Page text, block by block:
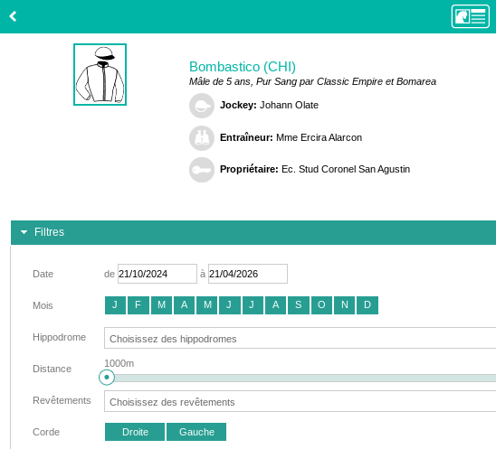
Bombastico (CHI)
Mâle de 5 ans, Pur Sang par Classic Empire et Bomarea
Jockey: Johann Olate
Entraîneur: Mme Ercira Alarcon
Propriétaire: Ec. Stud Coronel San Agustin
Filtres
Date de à
Mois J F M A M J J A S O N D
Hippodrome
Distance 1000m
Revêtements
Corde Droite Gauche